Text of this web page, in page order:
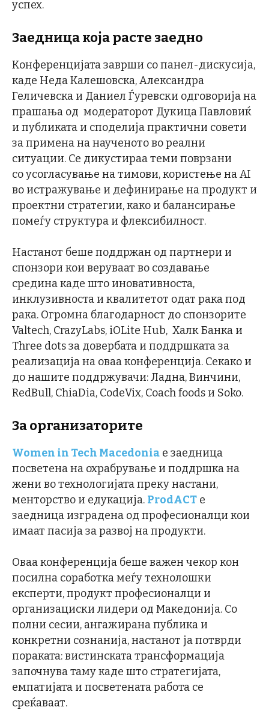
успех.
Заедница која расте заедно
Конференцијата заврши со панел-дискусија,
каде Неда Калешовска, Александра
Геличевска и Даниел Ѓуревски одговорија на
прашања од модераторот Дукица Павловиќ
и публиката и споделија практични совети
за примена на наученото во реални
ситуации. Се дикустираа теми поврзани
со усогласување на тимови, користење на AI
во истражување и дефинирање на продукт и
проектни стратегии, како и балансирање
помеѓу структура и флексибилност.
Настанот беше поддржан од партнери и
спонзори кои веруваат во создавање
средина каде што иновативноста,
инклузивноста и квалитетот одат рака под
рака. Огромна благодарност до спонзорите
Valtech, CrazyLabs, iOLite Hub, Халк Банка и
Three dots за довербата и поддршката за
реализација на оваа конференција. Секако и
до нашите поддржувачи: Ладна, Винчини,
RedBull, ChiaDia, CodeVix, Coach foods и Soko.
За организаторите
Women in Tech Macedonia е заедница
посветена на охрабрување и поддршка на
жени во технологијата преку настани,
менторство и едукација. ProdACT е
заедница изградена од професионалци кои
имаат пасија за развој на продукти.
Оваа конференција беше важен чекор кон
посилна соработка меѓу технолошки
експерти, продукт професионалци и
организациски лидери од Македонија. Со
полни сесии, ангажирана публика и
конкретни сознанија, настанот ја потврди
пораката: вистинската трансформација
започнува таму каде што стратегијата,
емпатијата и посветената работа се
среќаваат.